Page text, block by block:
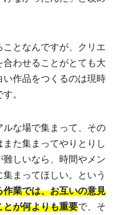
となんですが、クリエ
わせることがとても大
作品をつくるのは現時
。
な場で集まって、その
た集まってやりとりし
しいなら、時間やメン
まってほしい。という
業では、お互いの意見
が何よりも重要で、そ